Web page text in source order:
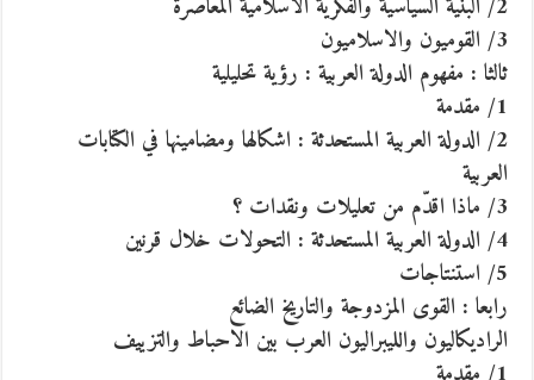
2/ البنية السياسية والفكرية الاسلامية المعاصرة
3/ القوميون والاسلاميون
ثالثا : مفهوم الدولة العربية : رؤية تحليلية
1/ مقدمة
2/ الدولة العربية المستحدثة : اشكالها ومضامينها في الكتابات
العربية
3/ ماذا اقدّم من تعليلات ونقدات ؟
4/ الدولة العربية المستحدثة : التحولات خلال قرنين
5/ استنتاجات
رابعا : القوى المزدوجة والتاريخ الضائع
الراديكاليون والليبراليون العرب بين الاحباط والتزييف